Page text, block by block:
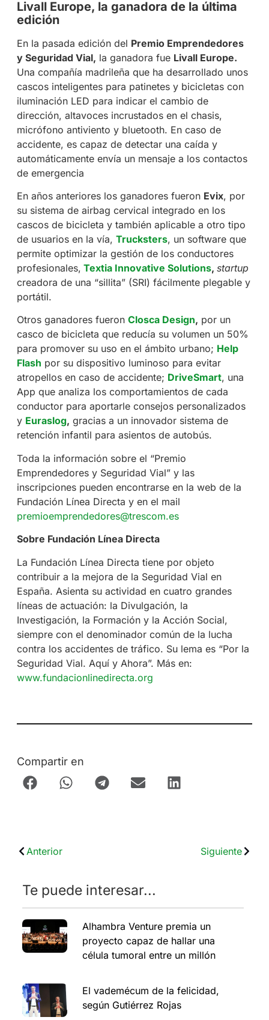
Livall Europe, la ganadora de la última
edición
En la pasada edición del Premio Emprendedores
y Seguridad Vial, la ganadora fue Livall Europe.
Una compañía madrileña que ha desarrollado unos
cascos inteligentes para patinetes y bicicletas con
iluminación LED para indicar el cambio de
dirección, altavoces incrustados en el chasis,
micrófono antiviento y bluetooth. En caso de
accidente, es capaz de detectar una caída y
automáticamente envía un mensaje a los contactos
de emergencia
En años anteriores los ganadores fueron Evix, por
su sistema de airbag cervical integrado en los
cascos de bicicleta y también aplicable a otro tipo
de usuarios en la vía, Trucksters, un software que
permite optimizar la gestión de los conductores
profesionales, Textia Innovative Solutions, startup
creadora de una “sillita” (SRI) fácilmente plegable y
portátil.
Otros ganadores fueron Closca Design, por un
casco de bicicleta que reducía su volumen un 50%
para promover su uso en el ámbito urbano; Help
Flash por su dispositivo luminoso para evitar
atropellos en caso de accidente; DriveSmart, una
App que analiza los comportamientos de cada
conductor para aportarle consejos personalizados
y Euraslog, gracias a un innovador sistema de
retención infantil para asientos de autobús.
Toda la información sobre el “Premio
Emprendedores y Seguridad Vial” y las
inscripciones pueden encontrarse en la web de la
Fundación Línea Directa y en el mail
premioemprendedores@trescom.es
Sobre Fundación Línea Directa
La Fundación Línea Directa tiene por objeto
contribuir a la mejora de la Seguridad Vial en
España. Asienta su actividad en cuatro grandes
líneas de actuación: la Divulgación, la
Investigación, la Formación y la Acción Social,
siempre con el denominador común de la lucha
contra los accidentes de tráfico. Su lema es “Por la
Seguridad Vial. Aquí y Ahora”. Más en:
www.fundacionlinedirecta.org
Compartir en
Anterior Siguiente
Te puede interesar...
Alhambra Venture premia un
proyecto capaz de hallar una
célula tumoral entre un millón
El vademécum de la felicidad,
según Gutiérrez Rojas